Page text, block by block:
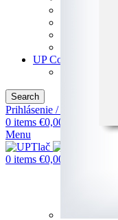
UP Collectionsk
Search
Prihlásenie / Registrácia
0 items €0,00
Menu
0 items €0,00